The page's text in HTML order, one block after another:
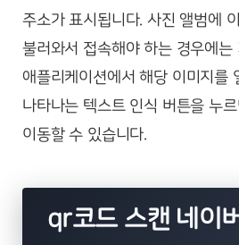
주소가 표시됩니다. 사진 앨범에
불러와서 접속해야 하는 경우에는
애플리케이션에서 해당 이미지를
나타나는 텍스트 인식 버튼을 누
이동할 수 있습니다.
qr코드 스캔 네이버